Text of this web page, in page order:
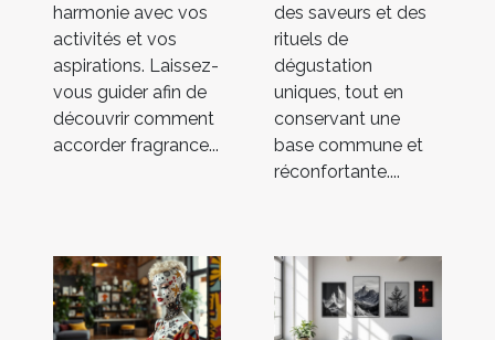
harmonie avec vos
activités et vos
aspirations. Laissez-
vous guider afin de
découvrir comment
accorder fragrance...
des saveurs et des
rituels de
dégustation
uniques, tout en
conservant une
base commune et
réconfortante....